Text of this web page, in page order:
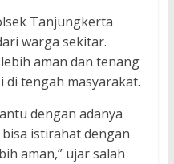
Tanjungkerta
warga sekitar.
aman dan tenang
di tengah masyarakat.
dengan adanya
istirahat dengan
aman,” ujar salah